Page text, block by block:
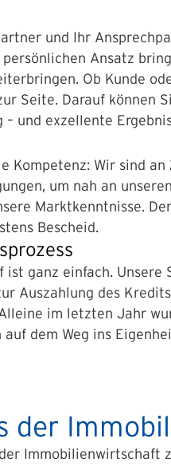
und Ihr
Ansatz
Ob Kunde
Seite. Darauf können
und exzellente
Kompetenz: Wir sind
um nah an
Marktkenntnisse.
Bescheid.
ganz einfach.
Auszahlung des
im letzten Jahr
dem Weg ins
der
Immobilienwirtschaft